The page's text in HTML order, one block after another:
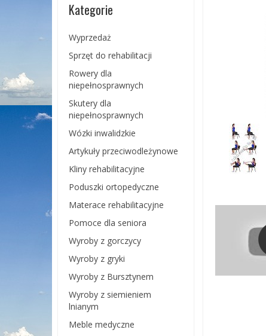
Kategorie
Wyprzedaż
Sprzęt do rehabilitacji
Rowery dla
niepełnosprawnych
Skutery dla
niepełnosprawnych
Wózki inwalidzkie
Artykuły przeciwodleżynowe
Kliny rehabilitacyjne
Poduszki ortopedyczne
Materace rehabilitacyjne
Pomoce dla seniora
Wyroby z gorczycy
Wyroby z gryki
Wyroby z Bursztynem
Wyroby z siemieniem
lnianym
Meble medyczne